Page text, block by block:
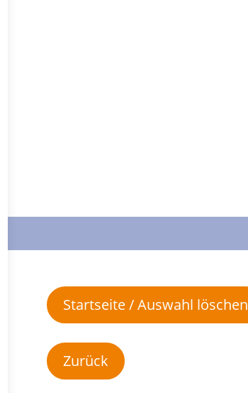
Startseite / Auswahl löschen